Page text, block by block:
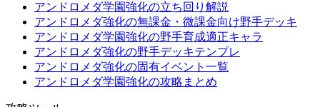
アンドロメダ学園強化の立ち回り解説
アンドロメダ強化の無課金・微課金向け野手デッキ
アンドロメダ学園強化の野手育成適正キャラ
アンドロメダ強化の野手デッキテンプレ
アンドロメダ強化の固有イベント一覧
アンドロメダ学園強化の攻略まとめ